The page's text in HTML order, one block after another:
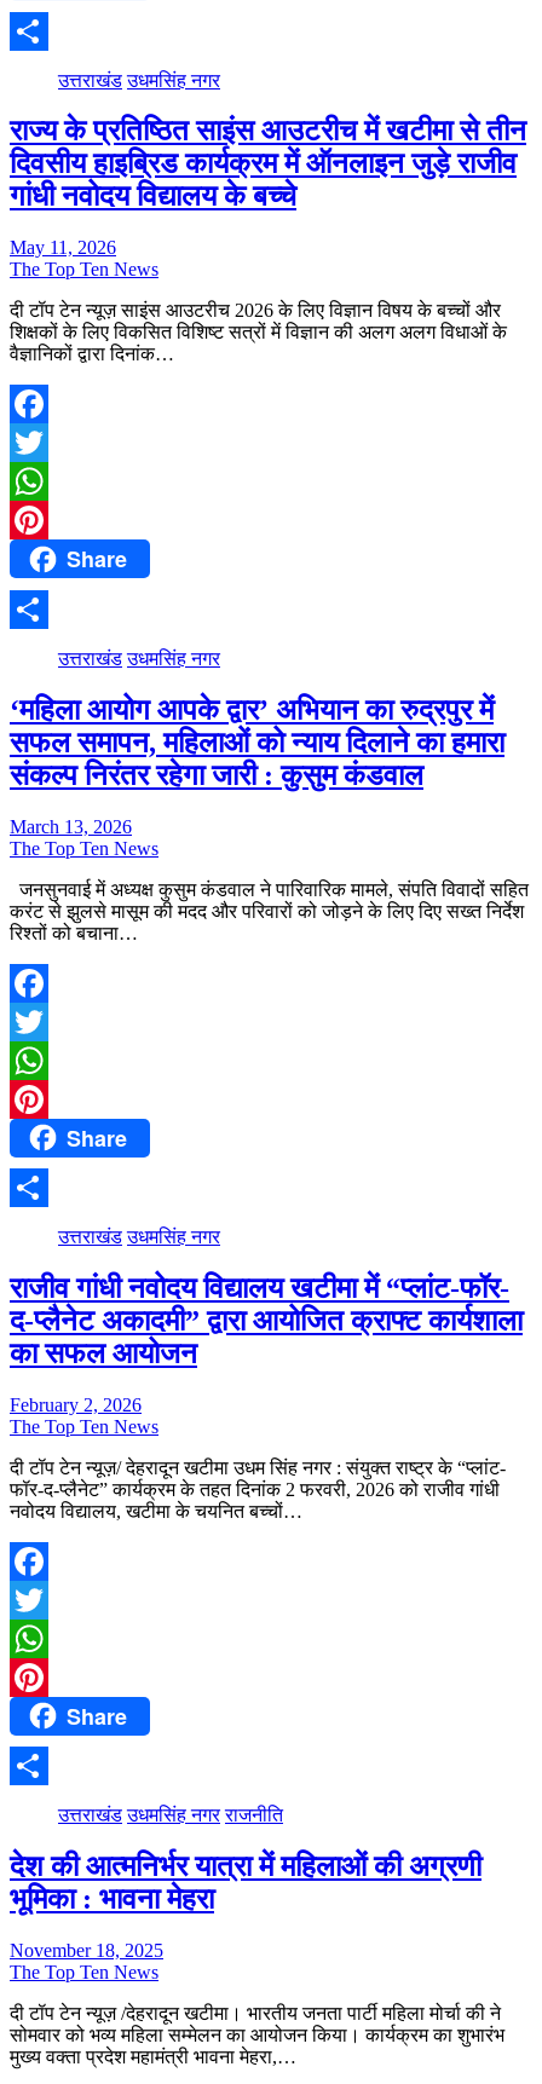
उत्तराखंड उधमसिंह नगर
राज्य के प्रतिष्ठित साइंस आउटरीच में खटीमा से तीन
दिवसीय हाइब्रिड कार्यक्रम में ऑनलाइन जुड़े राजीव
गांधी नवोदय विद्यालय के बच्चे
May 11, 2026
The Top Ten News
दी टॉप टेन न्यूज़ साइंस आउटरीच 2026 के लिए विज्ञान विषय के बच्चों और
शिक्षकों के लिए विकसित विशिष्ट सत्रों में विज्ञान की अलग अलग विधाओं के
वैज्ञानिकों द्वारा दिनांक…
Facebook
Twitter
WhatsApp
PinterestShare
उत्तराखंड उधमसिंह नगर
‘महिला आयोग आपके द्वार’ अभियान का रुद्रपुर में
सफल समापन, महिलाओं को न्याय दिलाने का हमारा
संकल्प निरंतर रहेगा जारी : कुसुम कंडवाल
March 13, 2026
The Top Ten News
जनसुनवाई में अध्यक्ष कुसुम कंडवाल ने पारिवारिक मामले, संपति विवादों सहित
करंट से झुलसे मासूम की मदद और परिवारों को जोड़ने के लिए दिए सख्त निर्देश
रिश्तों को बचाना…
Facebook
Twitter
WhatsApp
PinterestShare
उत्तराखंड उधमसिंह नगर
राजीव गांधी नवोदय विद्यालय खटीमा में “प्लांट-फॉर-
द-प्लैनेट अकादमी” द्वारा आयोजित क्राफ्ट कार्यशाला
का सफल आयोजन
February 2, 2026
The Top Ten News
दी टॉप टेन न्यूज़/ देहरादून खटीमा उधम सिंह नगर : संयुक्त राष्ट्र के “प्लांट-
फॉर-द-प्लैनेट” कार्यक्रम के तहत दिनांक 2 फरवरी, 2026 को राजीव गांधी
नवोदय विद्यालय, खटीमा के चयनित बच्चों…
Facebook
Twitter
WhatsApp
PinterestShare
उत्तराखंड उधमसिंह नगर राजनीति
देश की आत्मनिर्भर यात्रा में महिलाओं की अग्रणी
भूमिका : भावना मेहरा
November 18, 2025
The Top Ten News
दी टॉप टेन न्यूज़ /देहरादून खटीमा। भारतीय जनता पार्टी महिला मोर्चा की ने
सोमवार को भव्य महिला सम्मेलन का आयोजन किया। कार्यक्रम का शुभारंभ
मुख्य वक्ता प्रदेश महामंत्री भावना मेहरा,…